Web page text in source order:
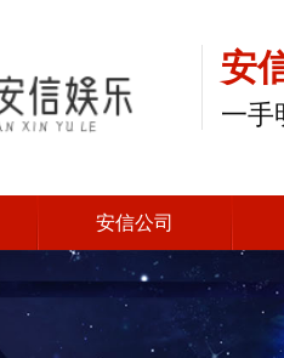
安
一手
安信公司